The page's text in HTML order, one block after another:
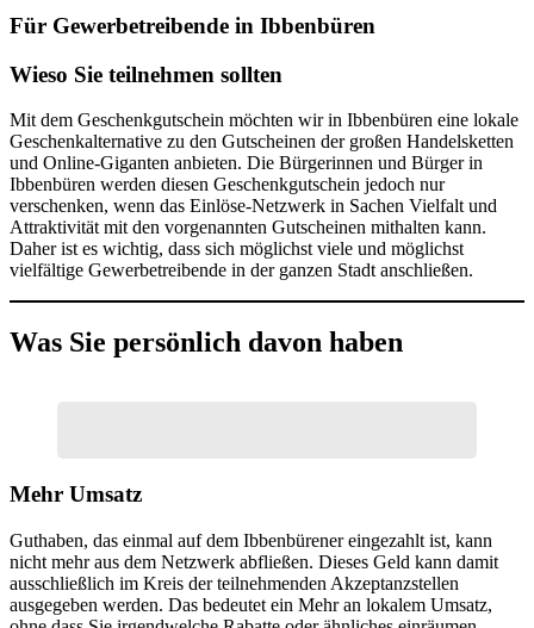
Für Gewerbetreibende in Ibbenbüren
Wieso Sie teilnehmen sollten
Mit dem Geschenkgutschein möchten wir in Ibbenbüren eine lokale
Geschenkalternative zu den Gutscheinen der großen Handelsketten
und Online-Giganten anbieten. Die Bürgerinnen und Bürger in
Ibbenbüren werden diesen Geschenkgutschein jedoch nur
verschenken, wenn das Einlöse-Netzwerk in Sachen Vielfalt und
Attraktivität mit den vorgenannten Gutscheinen mithalten kann.
Daher ist es wichtig, dass sich möglichst viele und möglichst
vielfältige Gewerbetreibende in der ganzen Stadt anschließen.
Was Sie persönlich davon haben
Mehr Umsatz
Guthaben, das einmal auf dem Ibbenbürener eingezahlt ist, kann
nicht mehr aus dem Netzwerk abfließen. Dieses Geld kann damit
ausschließlich im Kreis der teilnehmenden Akzeptanzstellen
ausgegeben werden. Das bedeutet ein Mehr an lokalem Umsatz,